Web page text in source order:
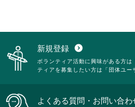
新規登録 expand_circle_down
ボランティア活動に興味がある方は
ティアを募集したい方は「団体ユー
よくある質問・お問い合わ